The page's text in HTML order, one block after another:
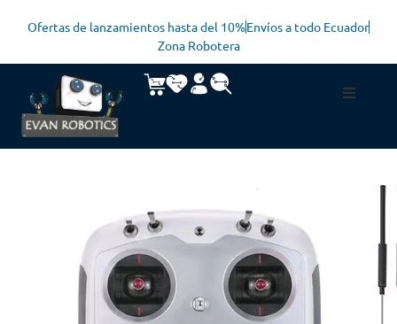
Ofertas de lanzamientos hasta del 10%Envíos a todo Ecuador
Zona Robotera